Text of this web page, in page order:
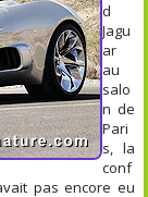
d
Jagu
ar
au
salo
n de
Pari
s, la
conf
pas encore eu